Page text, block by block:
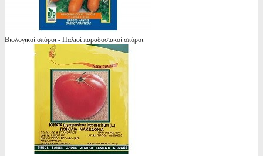
Βιολογικοί σπόροι - Παλιοί παραδοσιακοί σπόροι